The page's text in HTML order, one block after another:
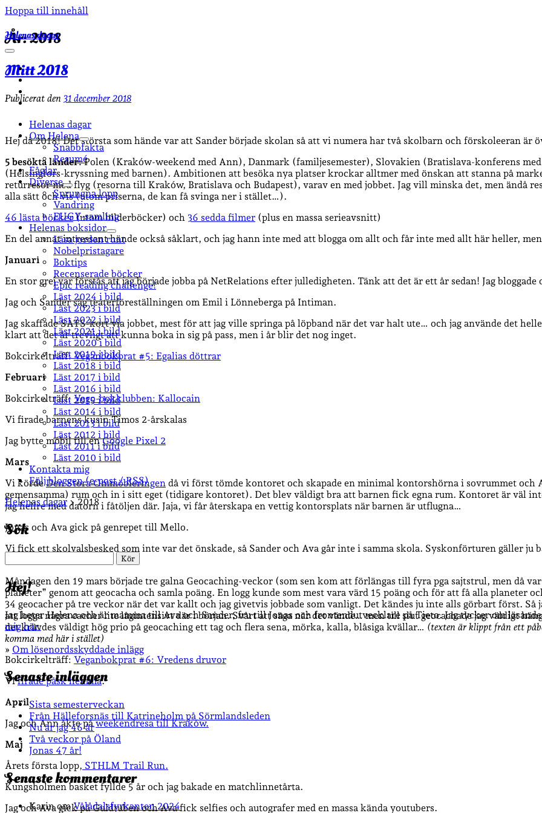
Hoppa till innehåll
Helenas dagar
öppna
primär
meny
facebook
instagram
email-
form
goodreads
Helenas dagar
Om Helena
öppna
undermeny
Snabbfakta
Resumé
Fåglar
Diverse
öppna
undermeny
Sprungna lopp
Vandring
EUGY-samling
Helenas boksidor
öppna
undermeny
Läsa jorden runt
Nobelpristagare
Boktips
Recenserade böcker
Epic reading challenge!
Läst 2024 i bild
Läst 2023 i bild
Läst 2022 i bild
Läst 2021 i bild
Läst 2020 i bild
Läst 2019 i bild
Läst 2018 i bild
Läst 2017 i bild
Läst 2016 i bild
Läst 2015 i bild
Läst 2014 i bild
Läst 2013 i bild
Läst 2012 i bild
Läst 2011 i bild
Läst 2010 i bild
Kontakta mig
Följ bloggen (e-post / RSS)
Sidopanel
Helenas dagar >2018
Sök
Hej!
Jag heter Helena och är mamma till Ava och Sander, fru till Jonas och frontendutvecklare på Tieto. Jag tycker om
mig här.
» Om lösenordsskyddade inlägg
Senaste inläggen
Sista semesterveckan
Från Hälleforsnäs till Katrineholm på Sörmlandsleden
Nu är jag 46 år
Två veckor på Öland
Jonas 47 år!
Senaste kommentarer
KarinomVålådalsfyrkanten 2024
År:2018
Mitt 2018
Publicerat den 31 december 2018
Hej då 2018! Det största som hände var att Sander började skolan så att vi numera har två skolbarn och förskoleeran är
5 besökta länder:Polen (Kraków-weekend med Ann), Danmark (familjesemester), Slovakien (Bratislava-konferens
(Helsingfors-kryssning med barnen). Ambitionen att besöka nya platser krockar alltmer med önskan att stanna på
returresor med flyg (resorna till Kraków, Bratislava och Budapest), varav en med jobbet. Jag vill minska det, men ändå
alla sätt och vis (utom priserna, de kan få svinga ner i stället…).
46 lästa böcker(utom bilderböcker) och 36 sedda filmer (plus en massa serieavsnitt)
En del annat intressant hände också såklart, och jag hann inte med att blogga om allt och får inte med allt här heller,
Januari
En stor grej var förstås att jag började jobba på NetRelations efter julledigheten. Tänk att det är ett år sedan! Jag bloggade
Jag och Sander såg teaterföreställningen om Emil i Lönneberga på Intiman.
Jag skaffade SATS-kort via jobbet, mest för att jag ville springa på löpband när det var halt ute… och jag använde det
klart att det är trevligt att kunna boka in sig på pass, men i år blir det nog inget.
Bokcirkelträff:Veganbokprat #5: Egalias döttrar
Februari
Bokcirkelträff: Vego-bokklubben: Kallocain
Vi firade barnens kusin Timos 2-årskalas
Jag bytte mobil till enGoogle Pixel 2
Mars
Vi kördeDen Stora Ommöbleringen då vi först tömde kontoret och skapade en minimal kontorshörna i sovrummet och
gemensamma) rum och in i sitt eget (tidigare kontoret). Det blev väldigt bra att barnen fick egna rum. Kontoret är väl
jag hellre med datorn i fåtöljen där. Jaja, vi får återskapa en vettig kontorsplats när barnen är utflugna…
Jonas och Ava gick på genrepet till Mello.
Vi fick ett skolvalsbesked som inte var det önskade, så Sander och Ava går inte i samma skola. Syskonförturen gäller
Måndagen den 19 mars började tre galna Geocaching-veckor (som sen kom att förlängas till fyra pga sajtstrul, men då
planeter” genom att geocacha och samla poäng. En logg kunde som mest vara värd 15 poäng och för att få alla planeter
34 geocacher på tre veckor när det var kallt och jag givetvis jobbade som vanligt. Det kändes ju inte alls görbart först.
att logga några cacher lite lågintensivt där i början. Svårt att säga när det vände… men till slut geocachade jag väldigt
det krävdes väldigt hög prio på geocaching ett tag och flera sena, mörka, kalla, blåsiga kvällar… (texten är klippt från ett
komma med här i stället)
Bokcirkelträff: Veganbokprat #6: Vredens druvor
Vifirade påsk hemma.
April
Jag och Ann åkte påweekendresa till Kraków.
Maj
Årets första lopp, STHLM Trail Run.
Kungsholmen basket fyllde 5 år och jag bakade en matchlinnetårta.
Jag och Ava gick på Guldtuben och Ava fick selfies och autografer med en massa kända youtubers.